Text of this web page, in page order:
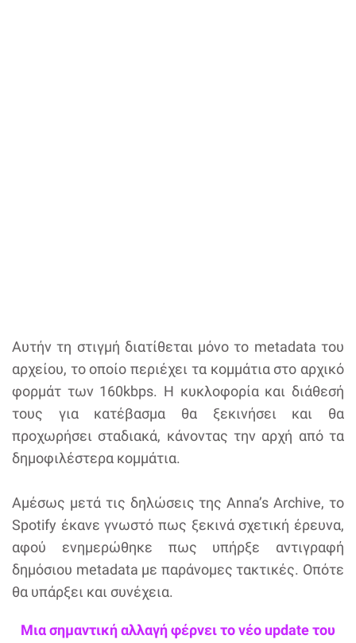
Αυτήν τη στιγμή διατίθεται μόνο το metadata του
αρχείου, το οποίο περιέχει τα κομμάτια στο αρχικό
φορμάτ των 160kbps. Η κυκλοφορία και διάθεσή
τους για κατέβασμα θα ξεκινήσει και θα
προχωρήσει σταδιακά, κάνοντας την αρχή από τα
δημοφιλέστερα κομμάτια.
Αμέσως μετά τις δηλώσεις της Anna’s Archive, το
Spotify έκανε γνωστό πως ξεκινά σχετική έρευνα,
αφού ενημερώθηκε πως υπήρξε αντιγραφή
δημόσιου metadata με παράνομες τακτικές. Οπότε
θα υπάρξει και συνέχεια.
Μια σημαντική αλλαγή φέρνει το νέο update του